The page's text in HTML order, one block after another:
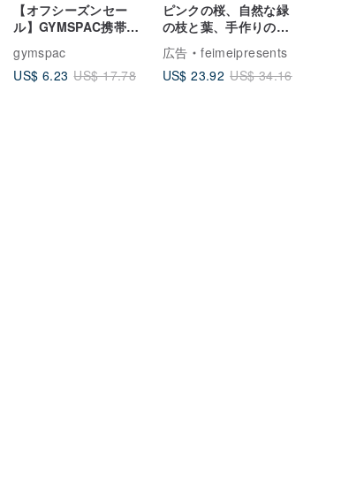
【オフシーズンセー
ル】GYMSPAC携帯小
ディーカラー【M】
gymspac
US$ 6.23 US$ 17.78
ピンクの桜、自然な緑
の枝と葉、手作りのエ
ンボス加工の携帯電話
ケース、iPhone 16
Pro Max Samsung
広告
feimeipresents
US$ 23.92 US$ 34.16